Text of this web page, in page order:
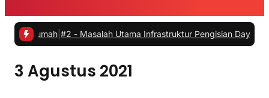
| #2 -Masalah Utama Infrastruktur Pengisian Daya untuk
3 Agustus 2021